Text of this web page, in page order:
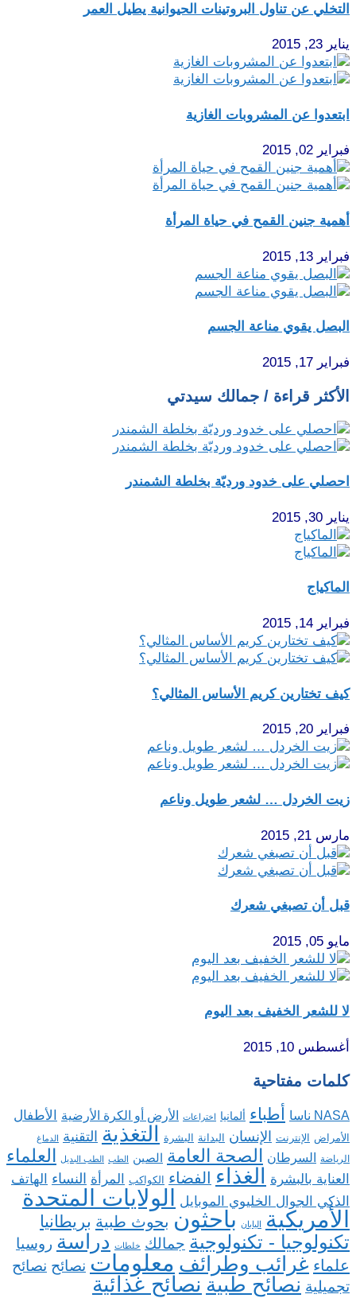
التخلي عن تناول البروتينات الحيوانية يطيل العمر
يناير 23, 2015
ابتعدوا عن المشروبات الغازية
فبراير 02, 2015
أهمية جنين القمح في حياة المرأة‏
فبراير 13, 2015
البصل يقوي مناعة الجسم
فبراير 17, 2015
الأكثر قراءة / جمالك سيدتي
احصلي على خدود ورديّة بخلطة الشمندر
يناير 30, 2015
الماكياج
فبراير 14, 2015
كيف تختارين كريم الأساس المثالي؟
فبراير 20, 2015
زيت الخردل … لشعر طويل وناعم
مارس 21, 2015
قبل أن تصبغي شعرك
مايو 05, 2015
لا للشعر الخفيف بعد اليوم
أغسطس 10, 2015
كلمات مفتاحية
NASA ناسا أطباء ألمانيا اختراعات الأرض أو الكرة الأرضية الأطفال
الأمراض الإنترنت الإنسان البدانة البشرة التغذية التقنية الدماغ
الرياضة السرطان الصحة العامة الصين الطب الطب البديل العلماء
العناية بالبشرة الغذاء الفضاء الكواكب المرأة النساء
الهاتف
الذكي الجوال الخليوي الموبايل
الولايات المتحدة
الأمريكية
اليابان باحثون بحوث طبية بريطانيا
تكنولوجيا - تكنولوجية جمالك خلطات دراسة روسيا
علماء غرائب وطرائف معلومات نصائح نصائح
تجميلية نصائح طبية نصائح غذائية